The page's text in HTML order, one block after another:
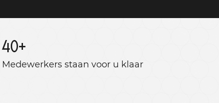
40+
Medewerkers staan ​​voor u klaar